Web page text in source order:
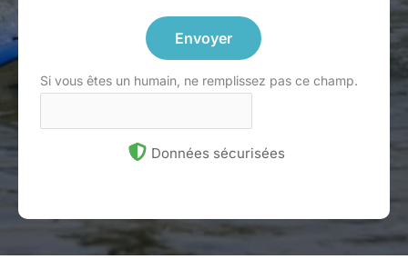
Envoyer
Si vous êtes un humain, ne remplissez pas ce champ.
Données sécurisées